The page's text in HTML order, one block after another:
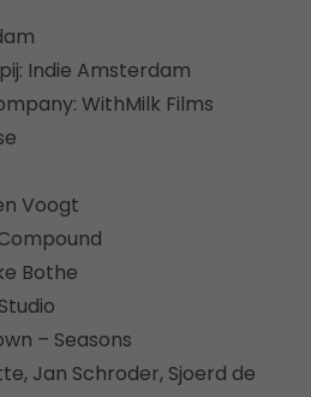
Indie Amsterdam
WithMilk Films
Voogt
Bothe
– Seasons
Jan Schroder, Sjoerd de